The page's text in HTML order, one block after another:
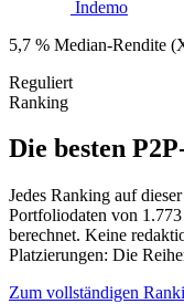
Indemo
5,7 % Median-Rendite
Reguliert
Ranking
Die besten
Jedes Ranking auf
Portfoliodaten von
berechnet. Keine
Platzierungen: Die
Zum vollständigen